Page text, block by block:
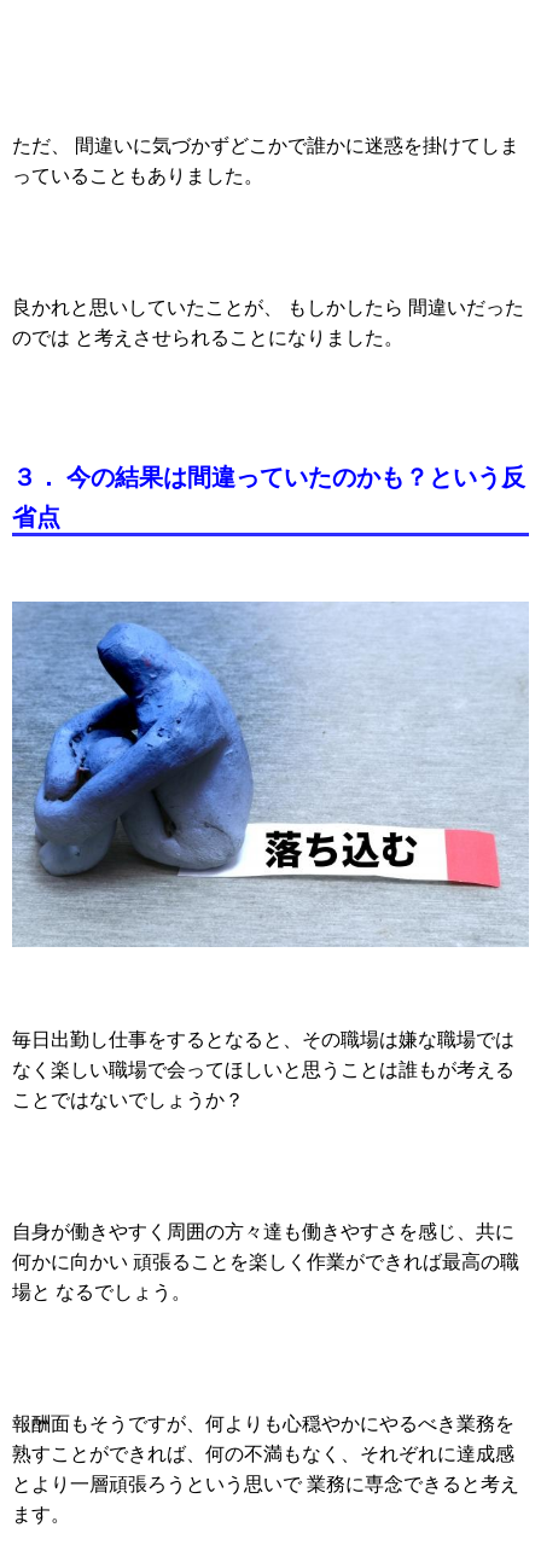
ただ、 間違いに気づかずどこかで誰かに迷惑を掛けてしま
っていることもありました。
良かれと思いしていたことが、 もしかしたら 間違いだった
のでは と考えさせられることになりました。
３． 今の結果は間違っていたのかも？という反
省点
毎日出勤し仕事をするとなると、その職場は嫌な職場では
なく楽しい職場で会ってほしいと思うことは誰もが考える
ことではないでしょうか？
自身が働きやすく周囲の方々達も働きやすさを感じ、共に
何かに向かい 頑張ることを楽しく作業ができれば最高の職
場と なるでしょう。
報酬面もそうですが、何よりも心穏やかにやるべき業務を
熟すことができれば、何の不満もなく、それぞれに達成感
とより一層頑張ろうという思いで 業務に専念できると考え
ます。